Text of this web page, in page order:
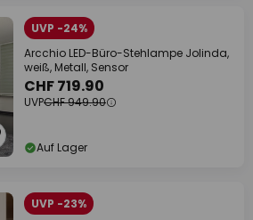
UVP -24%
Arcchio LED-Büro-Stehlampe Jolinda,
weiß, Metall, Sensor
CHF 719.90
UVPCHF 949.90
Auf Lager
UVP -23%